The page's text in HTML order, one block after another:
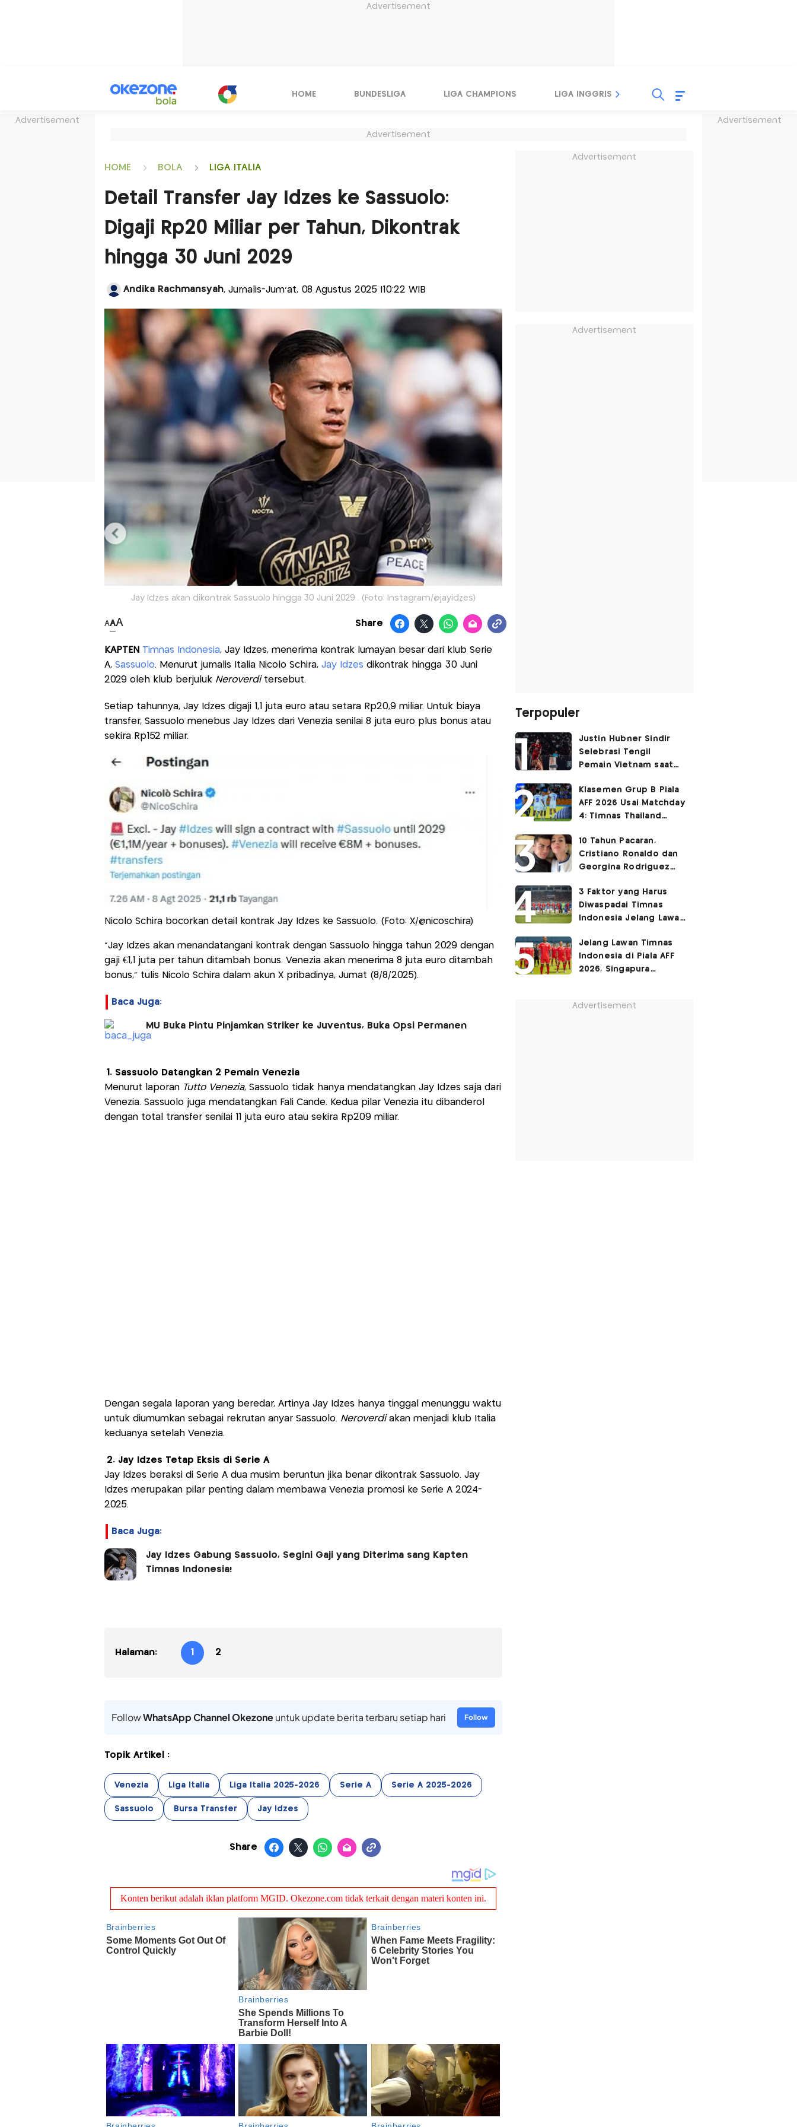
Advertisement
Advertisement Advertisement
HOME BUNDESLIGA LIGA CHAMPIONS LIGA INGGRIS LIGA ITALIA
Advertisement
HOME BOLA LIGA ITALIA
Detail Transfer Jay Idzes ke Sassuolo:
Digaji Rp20 Miliar per Tahun, Dikontrak
hingga 30 Juni 2029
Andika Rachmansyah, Jurnalis-Jum'at, 08 Agustus 2025 |10:22 WIB
Jay Idzes akan dikontrak Sassuolo hingga 30 Juni 2029 . (Foto: Instagram/@jayidzes)
AAA Share
KAPTEN Timnas Indonesia, Jay Idzes, menerima kontrak lumayan besar dari klub Serie
A,Sassuolo. Menurut jurnalis Italia Nicolo Schira, Jay Idzes dikontrak hingga 30 Juni
2029 oleh klub berjulukNeroverditersebut.
Setiap tahunnya, Jay Idzes digaji 1,1 juta euro atau setara Rp20,9 miliar. Untuk biaya
transfer, Sassuolo menebus Jay Idzes dari Venezia senilai 8 juta euro plus bonus atau
sekira Rp152 miliar.
Nicolo Schira bocorkan detail kontrak Jay Idzes ke Sassuolo. (Foto: X/@nicoschira)
“Jay Idzes akan menandatangani kontrak dengan Sassuolo hingga tahun 2029 dengan
gaji €1,1 juta per tahun ditambah bonus. Venezia akan menerima 8 juta euro ditambah
bonus,” tulis Nicolo Schira dalam akun X pribadinya, Jumat (8/8/2025).
Baca Juga:
MU Buka Pintu Pinjamkan Striker ke Juventus, Buka Opsi Permanen
1. Sassuolo Datangkan 2 Pemain Venezia
Menurut laporan Tutto Venezia, Sassuolo tidak hanya mendatangkan Jay Idzes saja dari
Venezia. Sassuolo juga mendatangkan Fali Cande. Kedua pilar Venezia itu dibanderol
dengan total transfer senilai 11 juta euro atau sekira Rp209 miliar.
Dengan segala laporan yang beredar, Artinya Jay Idzes hanya tinggal menunggu waktu
untuk diumumkan sebagai rekrutan anyar Sassuolo. Neroverdiakan menjadi klub Italia
keduanya setelah Venezia.
2. Jay Idzes Tetap Eksis di Serie A
Jay Idzes beraksi di Serie A dua musim beruntun jika benar dikontrak Sassuolo. Jay
Idzes merupakan pilar penting dalam membawa Venezia promosi ke Serie A 2024-
2025.
Baca Juga:
Jay Idzes Gabung Sassuolo, Segini Gaji yang Diterima sang Kapten
Timnas Indonesia!
Halaman: 1 2
FollowWhatsApp Channel Okezoneuntuk update berita terbaru setiap hari Follow
Topik Artikel :
Venezia Liga Italia Liga Italia 2025-2026 Serie A Serie A 2025-2026
Sassuolo Bursa Transfer Jay Idzes
Share
Advertisement
Advertisement
Terpopuler
Justin Hubner Sindir
Selebrasi Tengil
Pemain Vietnam saat
Indonesia: Bukan
Turnamen Resmi FIFA
Klasemen Grup B Piala
AFF 2026 Usai Matchday
4: Timnas Thailand
Singkirkan Malaysia?
10 Tahun Pacaran,
Cristiano Ronaldo dan
Georgina Rodriguez
3 Faktor yang Harus
Diwaspadai Timnas
Indonesia Jelang Lawan
2026, Nomor 1 Bikin
John Herdman Pusing
Jelang Lawan Timnas
Indonesia di Piala AFF
2026, Singapura
Advertisement